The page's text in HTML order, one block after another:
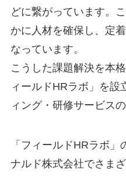
どに繋がっています。
かに人材を確保し、定
なっています。
こうした課題解決を本
ィールドHRラボ」を設
ィング・研修サービス
「フィールドHRラボ
ナルド株式会社でさま